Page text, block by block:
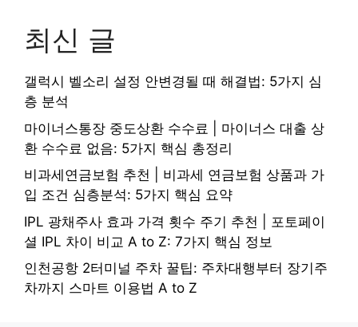
최신 글
갤럭시 벨소리 설정 안변경될 때 해결법: 5가지 심
층 분석
마이너스통장 중도상환 수수료 | 마이너스 대출 상
환 수수료 없음: 5가지 핵심 총정리
비과세연금보험 추천 | 비과세 연금보험 상품과 가
입 조건 심층분석: 5가지 핵심 요약
IPL 광채주사 효과 가격 횟수 주기 추천 | 포토페이
셜 IPL 차이 비교 A to Z: 7가지 핵심 정보
인천공항 2터미널 주차 꿀팁: 주차대행부터 장기주
차까지 스마트 이용법 A to Z